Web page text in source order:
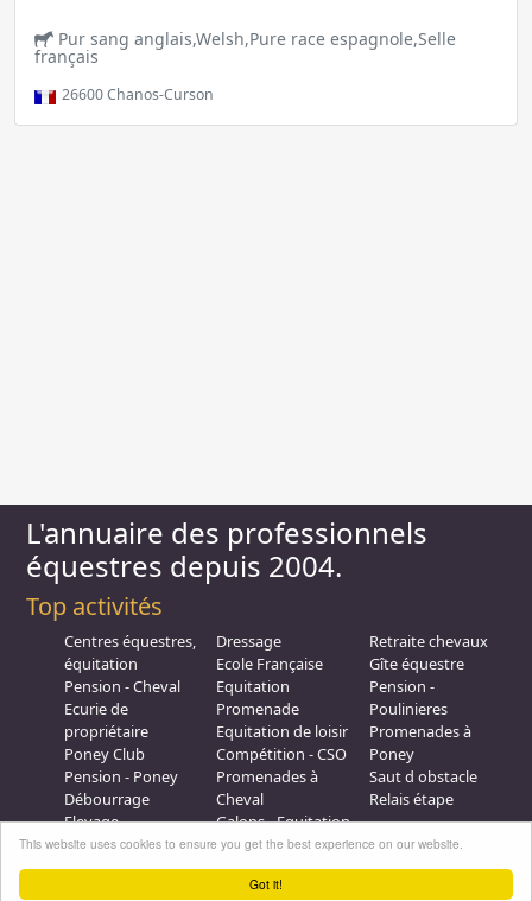
Got it!
This website uses cookies to ensure you get the best experience on our website.
Pur sang anglais,Welsh,Pure race espagnole,Selle
français
26600Chanos-Curson
L'annuaire des professionnels
équestres depuis 2004.
Top activités
Centres équestres,
équitation
Pension - Cheval
Ecurie de
propriétaire
Poney Club
Pension - Poney
Débourrage
Elevage
Dressage
Ecole Française
Equitation
Promenade
Equitation de loisir
Compétition - CSO
Promenades à
Cheval
Galops - Equitation
Retraite chevaux
Gîte équestre
Pension -
Poulinieres
Promenades à
Poney
Saut d obstacle
Relais étape
Plus d'infos
Professionnel équestre, Inscrivez-vous !